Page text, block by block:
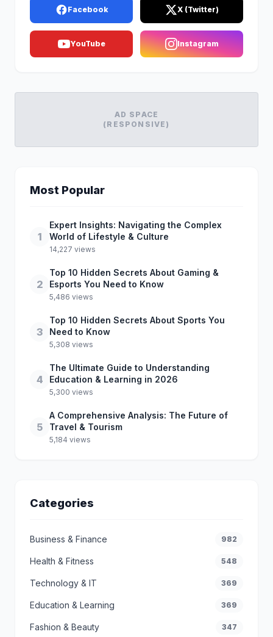
Facebook X (Twitter)
YouTube Instagram
AD SPACE
(RESPONSIVE)
Most Popular
1
Expert Insights: Navigating the Complex
World of Lifestyle & Culture
14,227 views
2
Top 10 Hidden Secrets About Gaming &
Esports You Need to Know
5,486 views
3
Top 10 Hidden Secrets About Sports You
Need to Know
5,308 views
4
The Ultimate Guide to Understanding
Education & Learning in 2026
5,300 views
5
A Comprehensive Analysis: The Future of
Travel & Tourism
5,184 views
Categories
Business & Finance 982
Health & Fitness 548
Technology & IT 369
Education & Learning 369
Fashion & Beauty 347